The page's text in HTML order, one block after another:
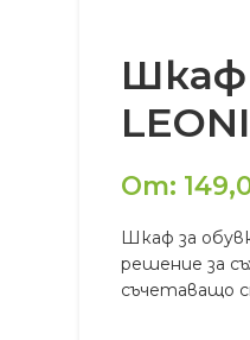
Шкаф
От:
Шкаф за
решение за
съчетаващо